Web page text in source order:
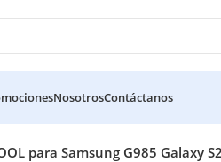
NosotrosContáctanos
para Samsung G985 Galaxy